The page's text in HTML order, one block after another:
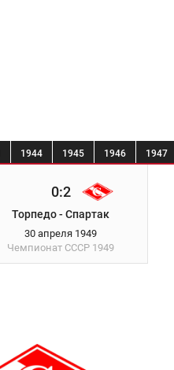
1944 1945 1946 1947
0:2
Торпедо - Спартак
30 апреля 1949
Чемпионат СССР 1949